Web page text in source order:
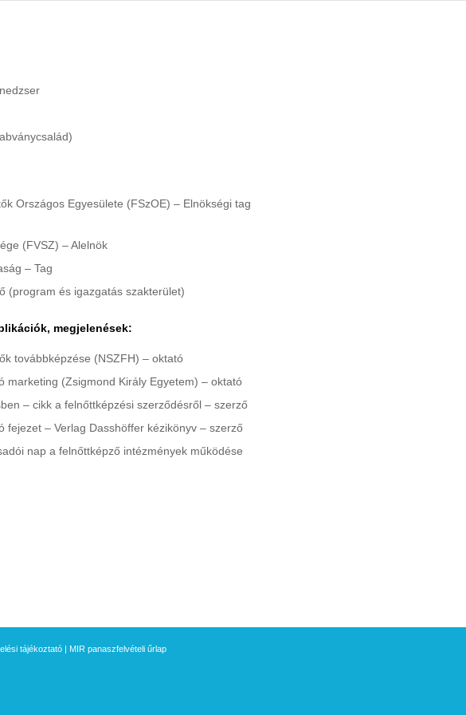
Országos Egyesülete (FSzOE) – Elnökségi tag
(FVSZ) – Alelnök
– Tag
(program és igazgatás szakterület)
megjelenések:
továbbképzése (NSZFH) – oktató
marketing (Zsigmond Király Egyetem) – oktató
– cikk a felnőttképzési szerződésről – szerző
fejezet – Verlag Dasshöffer kézikönyv – szerző
nap a felnőttképző intézmények működése
tájékoztató | MIR panaszfelvételi űrlap